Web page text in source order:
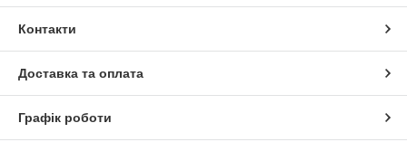
Контакти
Доставка та оплата
Графік роботи